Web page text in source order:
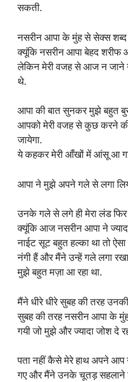
सकती.
नसरीन आपा के मुंह से सेक्स
क्यूंकि नसरीन आपा बेहद शरीफ
लेकिन मेरी वजह से आज न जाने
थे.
आपा की बात सुनकर मुझे बहुत
आपको मेरी वजह से कुछ करने
जायेगा.
ये कहकर मेरी आँखों में आंसू आ
आपा ने मुझे अपने गले से लगा
उनके गले से लगे ही मेरा लंड फिर
क्यूंकि आज नसरीन आपा ने
नाईट सूट बहुत हल्का था तो
नंगी हैं और मैंने उन्हें गले लगा
मुझे बहुत मज़ा आ रहा था.
मैंने धीरे धीरे सुबह की तरह
सुबह की तरह नसरीन आपा के
गयी जो मुझे और ज्यादा जोश दे
पता नहीं कैसे मेरे हाथ अपने
गए और मैंने उनके चूतड़ सहलाने